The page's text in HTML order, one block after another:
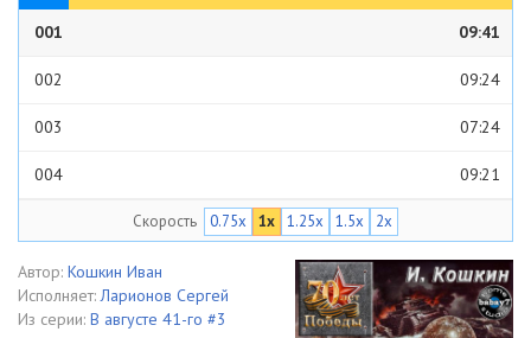
001 09:41
002 09:24
003 07:24
004 09:21
006 11:00
007 11:27
Скорость 0.75x 1x 1.25x 1.5x 2x
Автор: Кошкин Иван
Исполняет: Ларионов Сергей
Из серии: В августе 41-го #3